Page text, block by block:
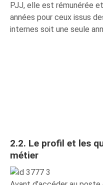
PJJ, elle est rémunérée
années pour ceux issus
internes soit une seule
2.2. Le profil et les
métier